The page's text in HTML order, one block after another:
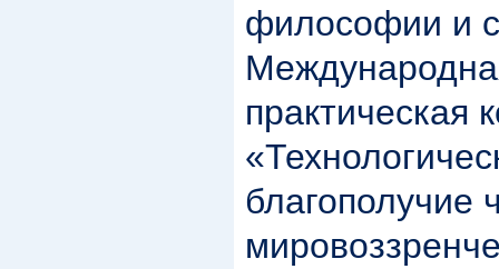
философии и
практическая
благополучие